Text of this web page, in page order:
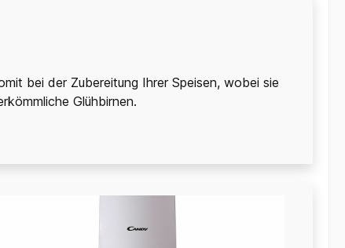
bei der Zubereitung Ihrer Speisen, wobei sie
Glühbirnen.